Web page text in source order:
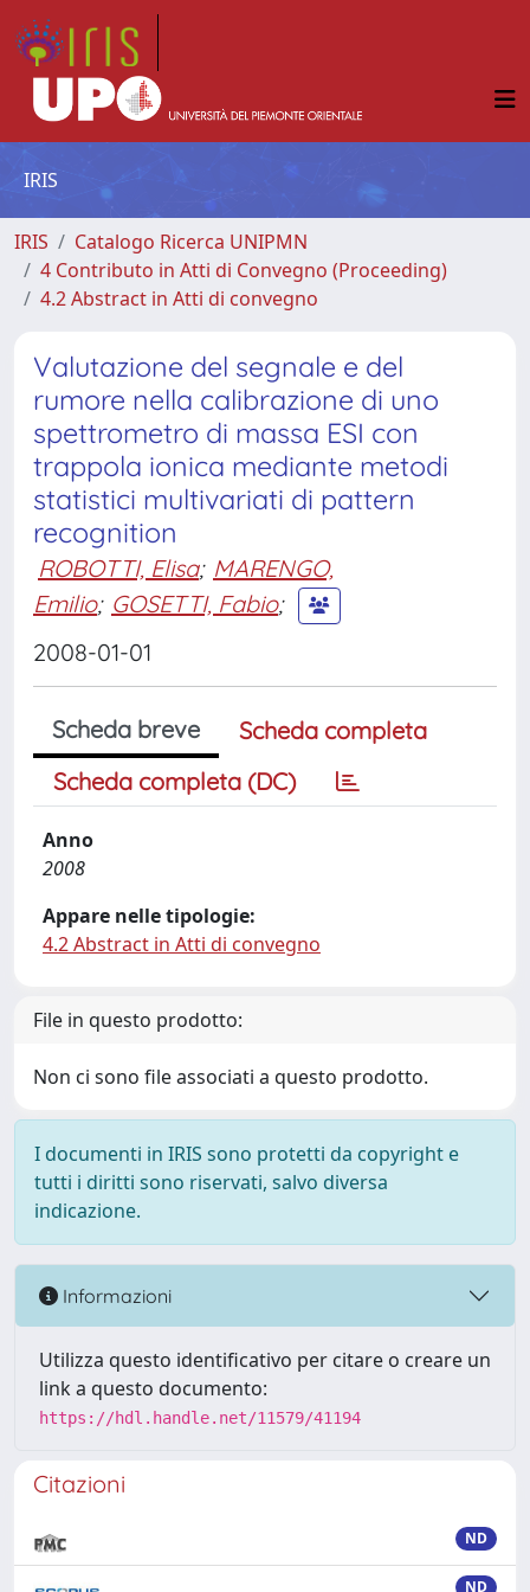
IRIS
IRIS
Catalogo Ricerca UNIPMN
4 Contributo in Atti di Convegno (Proceeding)
4.2 Abstract in Atti di convegno
Valutazione del segnale e del
rumore nella calibrazione di uno
spettrometro di massa ESI con
trappola ionica mediante metodi
statistici multivariati di pattern
recognition
ROBOTTI, Elisa; MARENGO,
Emilio; GOSETTI, Fabio;
2008-01-01
Scheda breve
Scheda completa
Scheda completa (DC)
Anno
2008
Appare nelle tipologie:
4.2 Abstract in Atti di convegno
File in questo prodotto:
Non ci sono file associati a questo prodotto.
I documenti in IRIS sono protetti da copyright e
tutti i diritti sono riservati, salvo diversa
indicazione.
Informazioni
Utilizza questo identificativo per citare o creare un
link a questo documento:
https://hdl.handle.net/11579/41194
Citazioni
ND
ND